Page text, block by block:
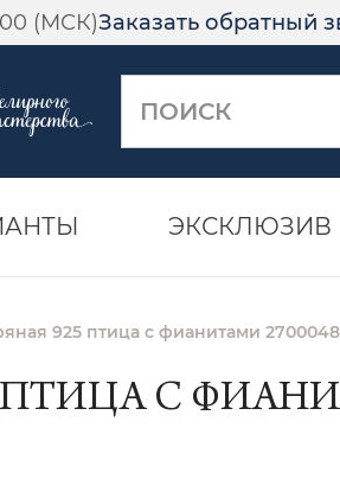
(МСК)Заказать обратный
ЭКСКЛЮЗИВ
925 птица с фианитами
С